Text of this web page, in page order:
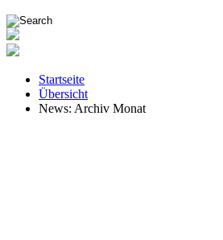
Startseite
Übersicht
News: Archiv Monat